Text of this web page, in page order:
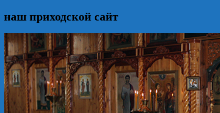
наш приходской сайт